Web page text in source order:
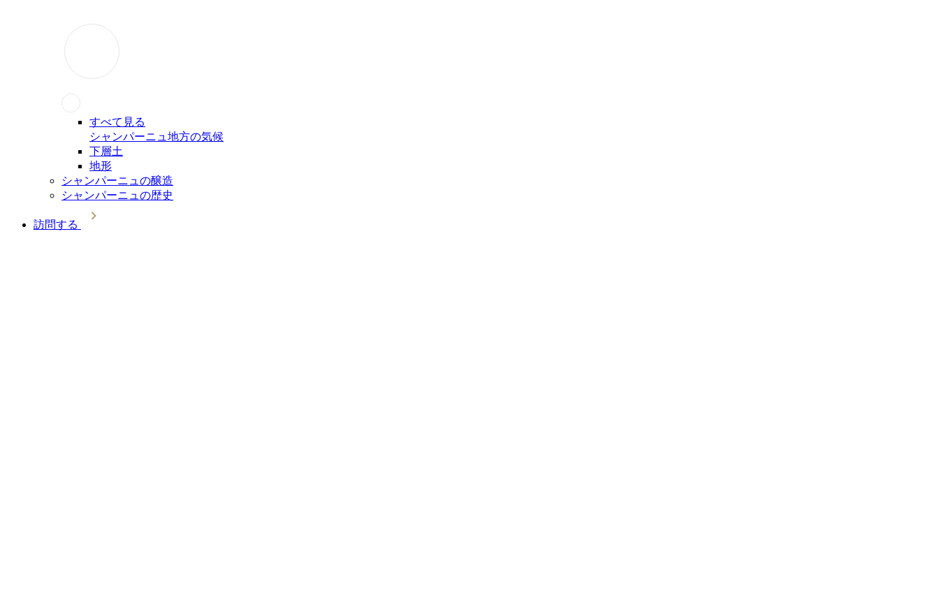
すべて見る
シャンパーニュ地方の気候
下層土
地形
シャンパーニュの醸造
シャンパーニュの歴史
訪問する